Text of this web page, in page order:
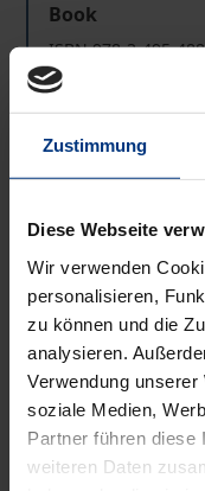
Zustimmung
Diese Webseite
Wir verwenden
personalisieren,
zu können und die
analysieren.
Verwendung
soziale Medien,
Partner führen diese
weiteren Daten
Book
ISBN 978-3-495-
Available
Perspektiven mit
Available
Prices include VAT.
may vary at checkout.
Add to Wish List
Delivery cost notice